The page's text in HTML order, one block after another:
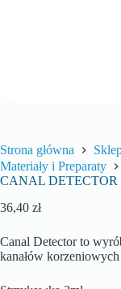
Strona główna
Materiały i Preparaty
CANAL DETECTOR
36,40 zł
Canal Detector to
kanałów